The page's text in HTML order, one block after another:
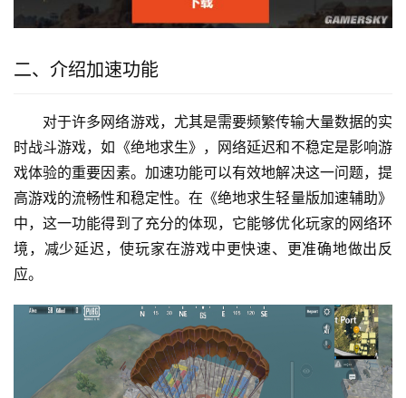
二、介绍加速功能
对于许多网络游戏，尤其是需要频繁传输大量数据的实
时战斗游戏，如《绝地求生》，网络延迟和不稳定是影响游
戏体验的重要因素。加速功能可以有效地解决这一问题，提
高游戏的流畅性和稳定性。在《绝地求生轻量版加速辅助》
中，这一功能得到了充分的体现，它能够优化玩家的网络环
境，减少延迟，使玩家在游戏中更快速、更准确地做出反
应。